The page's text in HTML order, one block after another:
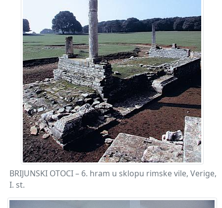
BRIJUNSKI OTOCI – 6. hram u sklopu rimske vile, Verige,
I. st.